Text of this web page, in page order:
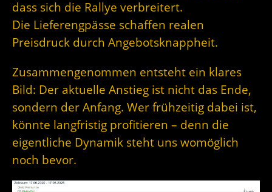
dass sich die Rallye verbreitert.
Die Lieferengpässe schaffen realen
Preisdruck durch Angebotsknappheit.
Zusammengenommen entsteht ein klares
Bild: Der aktuelle Anstieg ist nicht das Ende,
sondern der Anfang. Wer frühzeitig dabei ist,
könnte langfristig profitieren – denn die
eigentliche Dynamik steht uns womöglich
noch bevor.